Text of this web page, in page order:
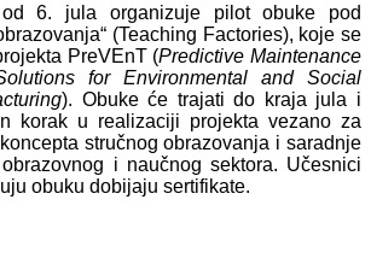
od 6. jula organizuje pilot obuke pod
(Teaching Factories), koje se
PreVEnT (Predictive Maintenance
for Environmental and Social
). Obuke će trajati do kraja jula i
korak u realizaciji projekta vezano za
stručnog obrazovanja i saradnje
i naučnog sektora. Učesnici
obuku dobijaju sertifikate.